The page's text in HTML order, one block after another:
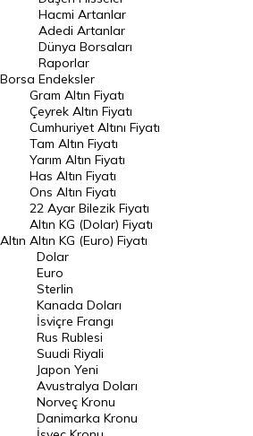
Hacmi Artanlar
Geçmiş Kapanışlar
Dünya Borsaları
Raporlar
Endeksler
DÖVİZ
Döviz Kuru
Dolar Kuru
Euro Kuru
Pound Kuru
Frank Kuru
Riyal Kuru
Avustralya Doları
Danimarka Kronu Kuru
Kanada Doları Kuru
Borsa
Hacmi Artanlar
Adedi Artanlar
Dünya Borsaları
Raporlar
Endeksler
Altın
Gram Altın Fiyatı
Çeyrek Altın Fiyatı
Cumhuriyet Altını Fiyatı
Tam Altın Fiyatı
Yarım Altın Fiyatı
Has Altın Fiyatı
Ons Altın Fiyatı
22 Ayar Bilezik Fiyatı
Altın KG (Dolar) Fiyatı
Altın KG (Euro) Fiyatı
Dolar
Euro
Sterlin
Kanada Doları
İsviçre Frangı
Rus Rublesi
Suudi Riyali
Japon Yeni
Avustralya Doları
Norveç Kronu
Danimarka Kronu